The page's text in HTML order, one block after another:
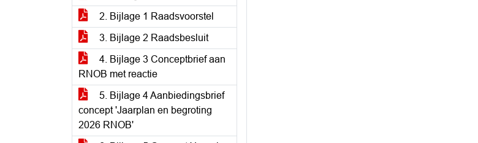
2. Bijlage 1 Raadsvoorstel
3. Bijlage 2 Raadsbesluit
4. Bijlage 3 Conceptbrief aan
RNOB met reactie
5. Bijlage 4 Aanbiedingsbrief
concept 'Jaarplan en begroting
2026 RNOB'